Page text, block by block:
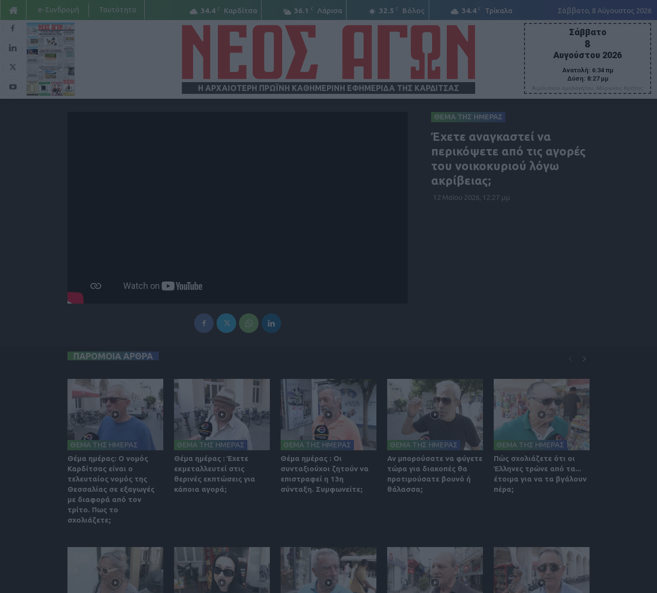
34.4 C Καρδίτσα 36.1 C Λάρισα 32.5 C Βόλος 34.4 C Τρίκαλα Σάββατο, 8 Αύγουστος 2026
e-Συνδρομή Ταυτότητα
Η ΑΡΧΑΙΟΤΕΡΗ ΠΡΩΪΝΗ ΚΑΘΗΜΕΡΙΝΗ ΕΦΗΜΕΡΙΔΑ ΤΗΣ ΚΑΡΔΙΤΣΑΣ
Σάββατο
8
Αυγούστου 2026
Ανατολή: 6:34 πμ
Δύση: 8:27 μμ
Αιμιλιανού ομολογήτου, Μύρωνος Κρήτης
ΘΕΜΑ ΤΗΣ ΗΜΕΡΑΣ
Έχετε αναγκαστεί να
περικόψετε από τις αγορές
του νοικοκυριού λόγω
ακρίβειας;
12 Μαΐου 2026, 12:27 μμ
ΠΑΡΟΜΟΙΑ ΑΡΘΡΑ
ΘΕΜΑ ΤΗΣ ΗΜΕΡΑΣ
Θέμα ημέρας: Ο νομός
Καρδίτσας είναι ο
τελευταίος νομός της
Θεσσαλίας σε εξαγωγές
με διαφορά από τον
τρίτο. Πως το
σχολιάζετε;
ΘΕΜΑ ΤΗΣ ΗΜΕΡΑΣ
Θέμα ημέρας : Έχετε
εκμεταλλευτεί στις
θερινές εκπτώσεις για
κάποια αγορά;
ΘΕΜΑ ΤΗΣ ΗΜΕΡΑΣ
Θέμα ημέρας : Οι
συνταξιούχοι ζητούν να
επιστραφεί η 13η
σύνταξη. Συμφωνείτε;
ΘΕΜΑ ΤΗΣ ΗΜΕΡΑΣ
Αν μπορούσατε να φύγετε
τώρα για διακοπές θα
προτιμούσατε βουνό ή
θάλασσα;
ΘΕΜΑ ΤΗΣ ΗΜΕΡΑΣ
Πώς σχολιάζετε ότι οι
Έλληνες τρώνε από τα...
έτοιμα για να τα βγάλουν
πέρα;